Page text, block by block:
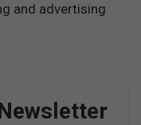
and advertising